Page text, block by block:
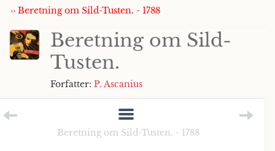
›› Beretning om Sild-Tusten. - 1788
Beretning om Sild-
Tusten.
Forfatter: P. Ascanius
Beretning om Sild-Tusten. - 1788